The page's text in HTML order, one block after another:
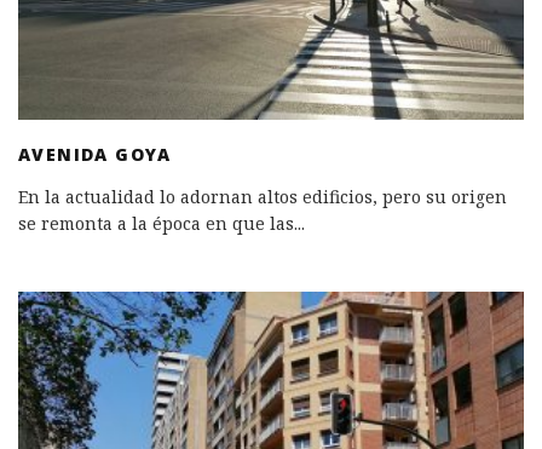
AVENIDA GOYA
En la actualidad lo adornan altos edificios, pero su origen
se remonta a la época en que las...